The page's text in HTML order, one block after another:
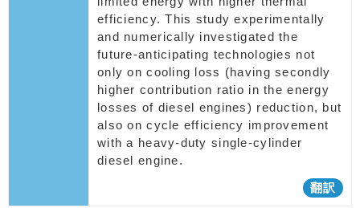
efficiency. This study experimentally
and numerically investigated the
future-anticipating technologies not
only on cooling loss (having secondly
higher contribution ratio in the energy
losses of diesel engines) reduction, but
also on cycle efficiency improvement
with a heavy-duty single-cylinder
diesel engine.
翻訳